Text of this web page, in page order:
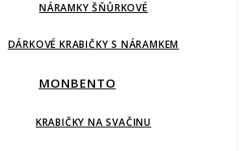
NÁRAMKY ŠŇŮRKOVÉ
DÁRKOVÉ KRABIČKY S NÁRAMKEM
MONBENTO
KRABIČKY NA SVAČINU